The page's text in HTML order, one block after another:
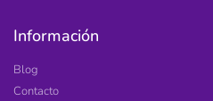
Información
Blog
Contacto